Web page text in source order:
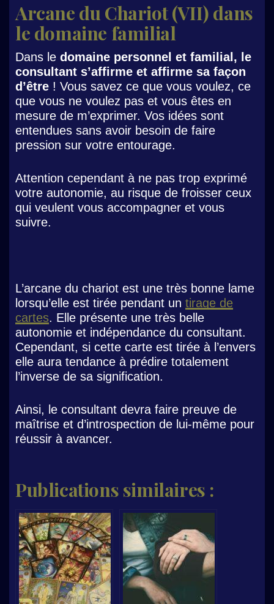
Arcane du Chariot (VII) dans
le domaine familial
Dans le domaine personnel et familial, le
consultant s’affirme et affirme sa façon
d’être ! Vous savez ce que vous voulez, ce
que vous ne voulez pas et vous êtes en
mesure de m’exprimer. Vos idées sont
entendues sans avoir besoin de faire
pression sur votre entourage.
Attention cependant à ne pas trop exprimé
votre autonomie, au risque de froisser ceux
qui veulent vous accompagner et vous
suivre.
L’arcane du chariot est une très bonne lame
lorsqu’elle est tirée pendant un tirage de
cartes. Elle présente une très belle
autonomie et indépendance du consultant.
Cependant, si cette carte est tirée à l’envers
elle aura tendance à prédire totalement
l’inverse de sa signification.
Ainsi, le consultant devra faire preuve de
maîtrise et d’introspection de lui-même pour
réussir à avancer.
Publications similaires :